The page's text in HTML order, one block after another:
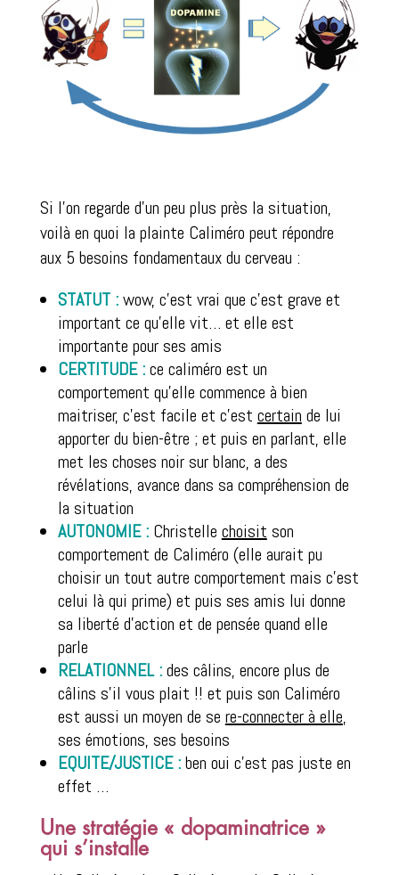
Si l’on regarde d’un peu plus près la situation,
voilà en quoi la plainte Caliméro peut répondre
aux 5 besoins fondamentaux du cerveau :
STATUT : wow, c’est vrai que c’est grave et
important ce qu’elle vit… et elle est
importante pour ses amis
CERTITUDE :ce caliméro est un
comportement qu’elle commence à bien
maitriser, c’est facile et c’est certain de lui
apporter du bien-être ; et puis en parlant, elle
met les choses noir sur blanc, a des
révélations, avance dans sa compréhension de
la situation
AUTONOMIE : Christelle choisit son
comportement de Caliméro (elle aurait pu
choisir un tout autre comportement mais c’est
celui là qui prime) et puis ses amis lui donne
sa liberté d’action et de pensée quand elle
parle
RELATIONNEL :des câlins, encore plus de
câlins s’il vous plait !! et puis son Caliméro
est aussi un moyen de se re-connecter à elle,
ses émotions, ses besoins
EQUITE/JUSTICE :ben oui c’est pas juste en
effet …
Une stratégie « dopaminatrice »
qui s’installe